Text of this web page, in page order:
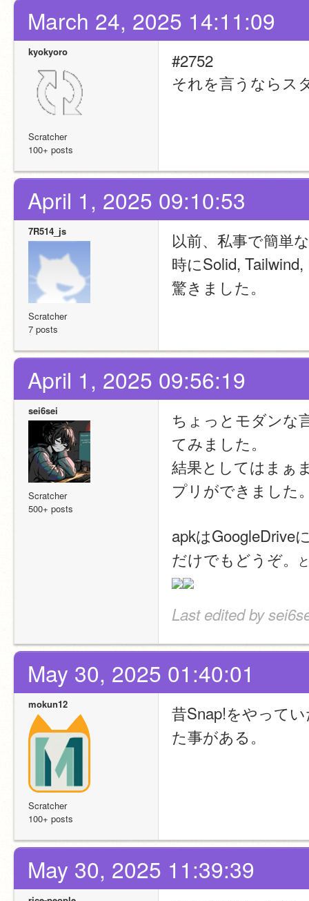
March 24, 2025 14:11:09
kyokyoro
Scratcher
100+ posts
#2752
それを言うならス
April 1, 2025 09:10:53
7R514_js
Scratcher
7 posts
以前、私事で簡単
時にSolid,
驚きました。
April 1, 2025 09:56:19
sei6sei
Scratcher
500+ posts
ちょっとモダンな
てみました。
結果としてはまぁ
プリができました
apkはGoogleDrive
だけでもどうぞ。
Last edited by
May 30, 2025 01:40:01
mokun12
Scratcher
100+ posts
昔Snap!をやって
た事がある。
May 30, 2025 11:39:39